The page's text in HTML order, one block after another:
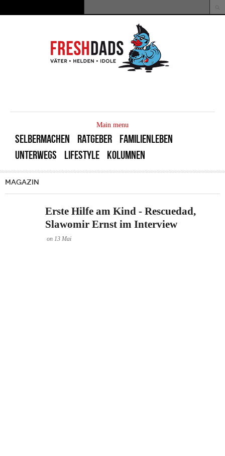
Suchformular
Main menu
SELBERMACHEN RATGEBER
FAMILIENLEBEN
UNTERWEGS
LIFESTYLE KOLUMNEN
MAGAZIN
Erste Hilfe am Kind - Rescuedad,
Slawomir Ernst im Interview
on 13 Mai